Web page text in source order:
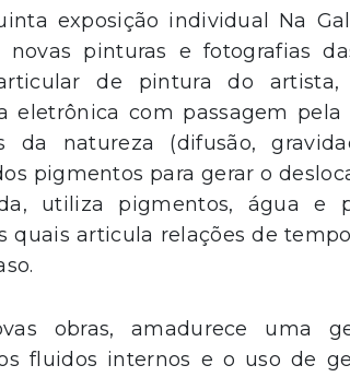
exposição individual Na
pinturas e fotografias
de pintura do
eletrônica com passagem
da natureza (difusão,
pigmentos para gerar o
utiliza pigmentos, água e
quais articula relações de
obras, amadurece uma
fluidos internos e o uso de